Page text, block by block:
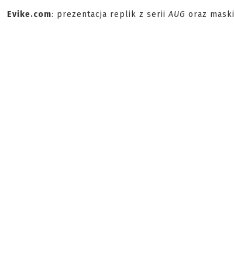
Evike.com: prezentacja replik z seriiAUG oraz maski